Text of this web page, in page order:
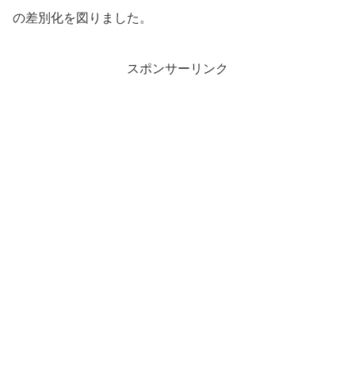
の差別化を図りました。
スポンサーリンク